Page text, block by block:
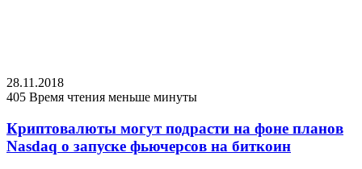
28.11.2018
405 Время чтения меньше минуты
Криптовалюты могут подрасти на фоне планов
Nasdaq о запуске фьючерсов на биткоин